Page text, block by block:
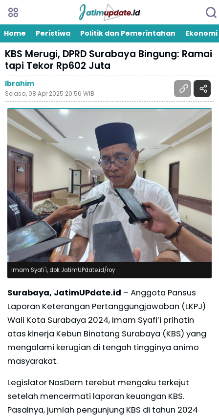
Home Peristiwa Politik dan Pemerintahan Ekonomi
KBS Merugi, DPRD Surabaya Bingung: Ramai
tapi Tekor Rp602 Juta
Ibrahim
Selasa, 08 Apr 2025 20:56 WIB
Imam Syafi'i, dok JatimUPdate.id/roy
Surabaya, JatimUPdate.id – Anggota Pansus
Laporan Keterangan Pertanggungjawaban (LKPJ)
Wali Kota Surabaya 2024, Imam Syafi’i prihatin
atas kinerja Kebun Binatang Surabaya (KBS) yang
mengalami kerugian di tengah tingginya animo
masyarakat.
Legislator NasDem terebut mengaku terkejut
setelah mencermati laporan keuangan KBS.
Pasalnya, jumlah pengunjung KBS di tahun 2024